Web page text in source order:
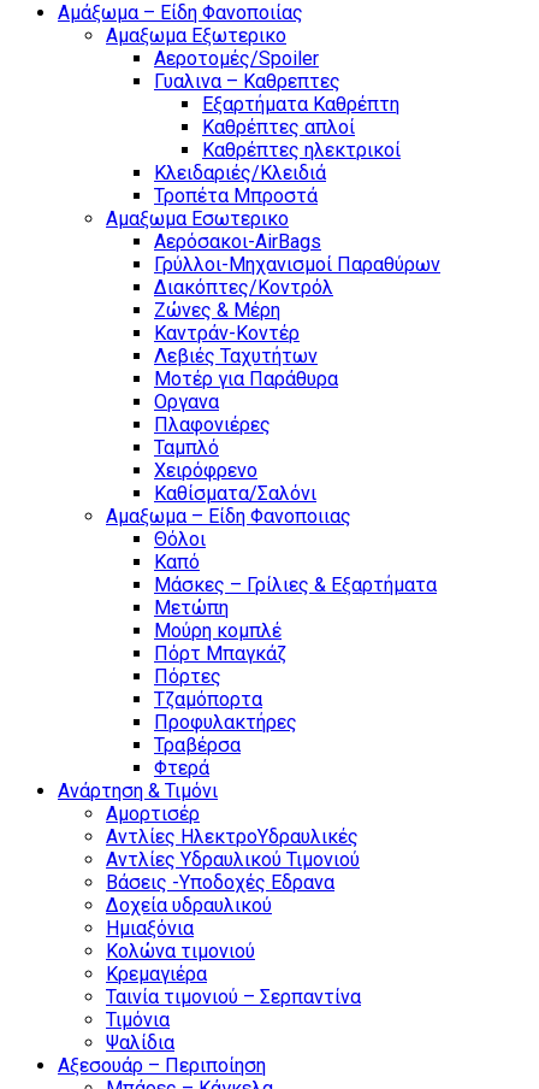
Αμάξωμα – Είδη Φανοποιίας
Αμαξωμα Εξωτερικο
Αεροτομές/Spoiler
Γυαλινα – Καθρεπτες
Εξαρτήματα Καθρέπτη
Καθρέπτες απλοί
Καθρέπτες ηλεκτρικοί
Κλειδαριές/Κλειδιά
Τροπέτα Μπροστά
Αμαξωμα Εσωτερικο
Αερόσακοι-AirBags
Γρύλλοι-Μηχανισμοί Παραθύρων
Διακόπτες/Κοντρόλ
Ζώνες & Μέρη
Καντράν-Κοντέρ
Λεβιές Ταχυτήτων
Μοτέρ για Παράθυρα
Οργανα
Πλαφονιέρες
Ταμπλό
Χειρόφρενο
Καθίσματα/Σαλόνι
Αμαξωμα – Είδη Φανοποιιας
Θόλοι
Καπό
Μάσκες – Γρίλιες & Εξαρτήματα
Μετώπη
Μούρη κομπλέ
Πόρτ Μπαγκάζ
Πόρτες
Τζαμόπορτα
Προφυλακτήρες
Τραβέρσα
Φτερά
Ανάρτηση & Τιμόνι
Αμορτισέρ
Αντλίες ΗλεκτροΥδραυλικές
Αντλίες Υδραυλικού Τιμονιού
Βάσεις -Υποδοχές Εδρανα
Δοχεία υδραυλικού
Ημιαξόνια
Κολώνα τιμονιού
Κρεμαγιέρα
Ταινία τιμονιού – Σερπαντίνα
Τιμόνια
Ψαλίδια
Αξεσουάρ – Περιποίηση